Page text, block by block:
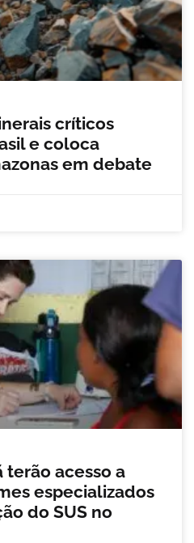
críticos
e coloca
em debate
terão acesso a
especializados
do SUS no